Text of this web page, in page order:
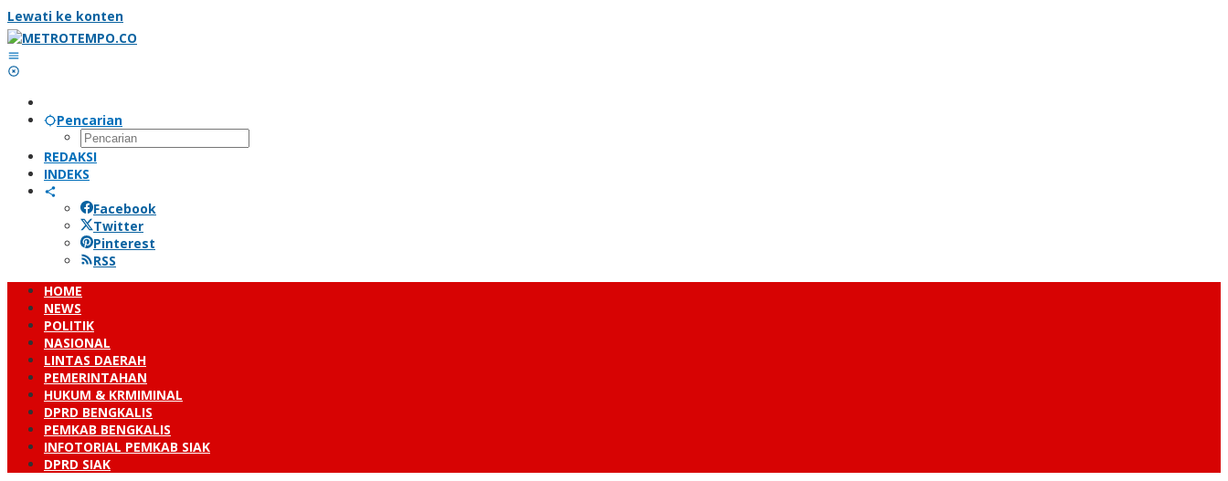
Lewati ke konten
Pencarian
REDAKSI
INDEKS
Facebook
Twitter
Pinterest
RSS
HOME
NEWS
POLITIK
NASIONAL
LINTAS DAERAH
PEMERINTAHAN
HUKUM & KRMIMINAL
DPRD BENGKALIS
PEMKAB BENGKALIS
INFOTORIAL PEMKAB SIAK
DPRD SIAK